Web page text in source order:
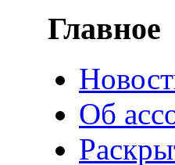
Главное
Об